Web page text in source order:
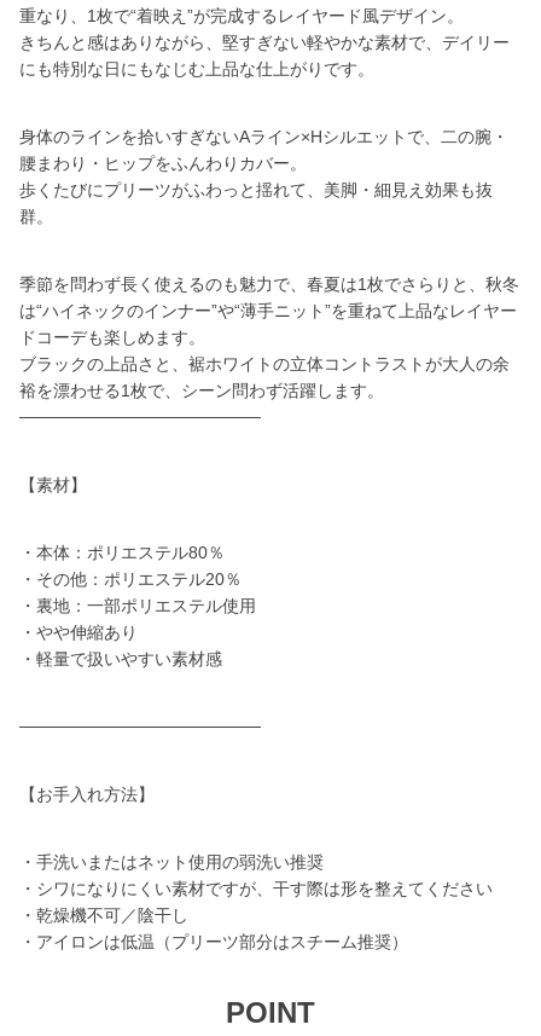
重なり、1枚で“着映え”が完成するレイヤード風デザイン。
きちんと感はありながら、堅すぎない軽やかな素材で、デイリー
にも特別な日にもなじむ上品な仕上がりです。
身体のラインを拾いすぎないAライン×Hシルエットで、二の腕・
腰まわり・ヒップをふんわりカバー。
歩くたびにプリーツがふわっと揺れて、美脚・細見え効果も抜
群。
季節を問わず長く使えるのも魅力で、春夏は1枚でさらりと、秋冬
は“ハイネックのインナー”や“薄手ニット”を重ねて上品なレイヤー
ドコーデも楽しめます。
ブラックの上品さと、裾ホワイトの立体コントラストが大人の余
裕を漂わせる1枚で、シーン問わず活躍します。
────────────────────
【素材】
・本体：ポリエステル80％
・その他：ポリエステル20％
・裏地：一部ポリエステル使用
・やや伸縮あり
・軽量で扱いやすい素材感
────────────────────
【お手入れ方法】
・手洗いまたはネット使用の弱洗い推奨
・シワになりにくい素材ですが、干す際は形を整えてください
・乾燥機不可／陰干し
・アイロンは低温（プリーツ部分はスチーム推奨）
POINT